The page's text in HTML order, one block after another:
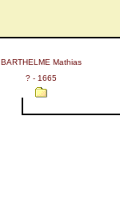
BARTHELME Mathias
? - 1665